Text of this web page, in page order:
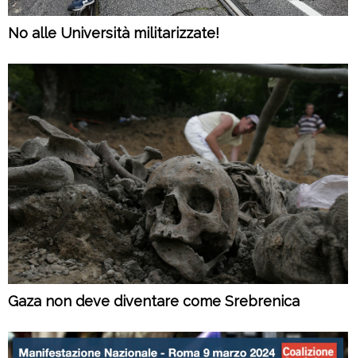
No alle Università militarizzate!
Gaza non deve diventare come Srebrenica